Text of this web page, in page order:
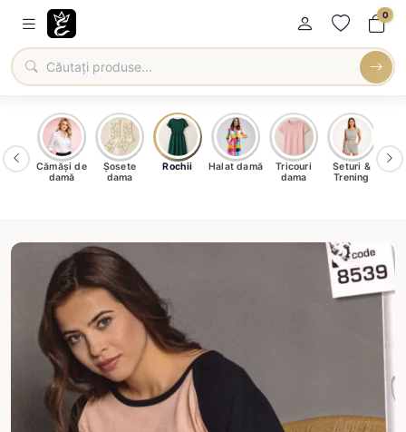
0
de
Cămăși de
damă
Șosete
dama
Rochii Halat damă
Tricouri
dama
Seturi &
Trening